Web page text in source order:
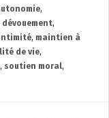
,
dévouement,
, maintien à
de vie,
, soutien moral,